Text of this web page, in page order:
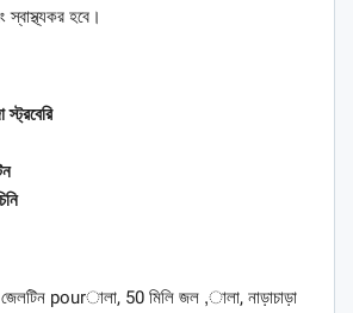
হবে।
জেলটিন pourালা, 50 মিলি জল ,ালা, নাড়াচাড়া